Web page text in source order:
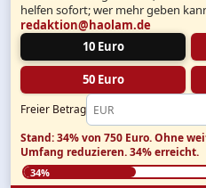
helfen sofort; wer mehr geben
redaktion@haolam.de
10 Euro
50 Euro
Freier Betrag
Stand: 34% von 750 Euro.Ohne
Umfang reduzieren.34% erreicht.
34%